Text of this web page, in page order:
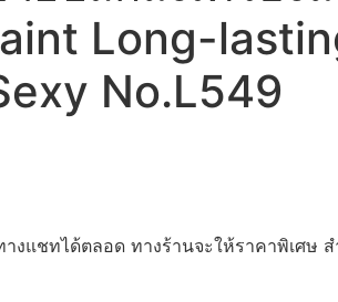
Long-
No.L549
แชทได้ตลอด ทางร้านจะให้ราคาพิเศษ